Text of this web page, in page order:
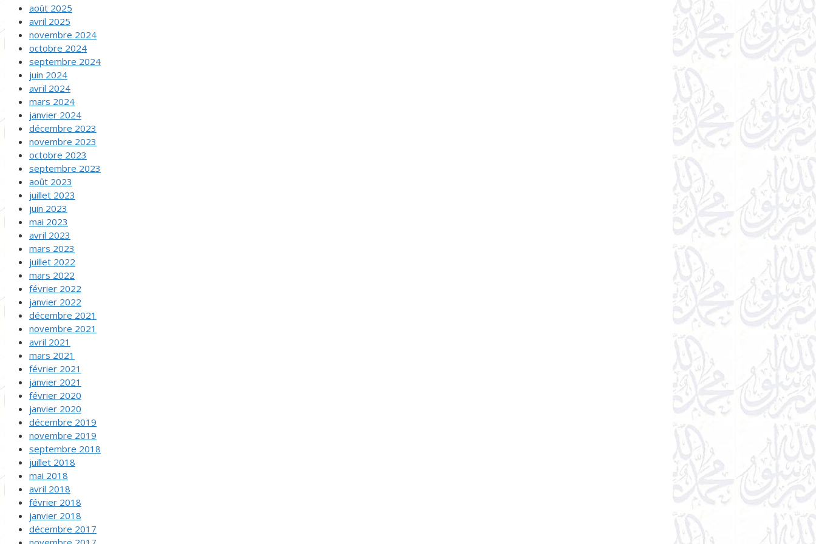
août 2025
avril 2025
novembre 2024
octobre 2024
septembre 2024
juin 2024
avril 2024
mars 2024
janvier 2024
décembre 2023
novembre 2023
octobre 2023
septembre 2023
août 2023
juillet 2023
juin 2023
mai 2023
avril 2023
mars 2023
juillet 2022
mars 2022
février 2022
janvier 2022
décembre 2021
novembre 2021
avril 2021
mars 2021
février 2021
janvier 2021
février 2020
janvier 2020
décembre 2019
novembre 2019
septembre 2018
juillet 2018
mai 2018
avril 2018
février 2018
janvier 2018
décembre 2017